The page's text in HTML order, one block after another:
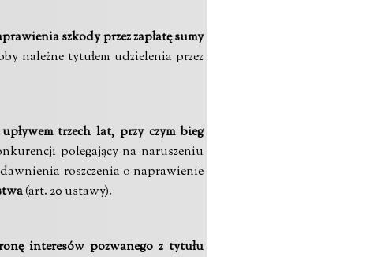
szkody przez zapłatę sumy
należne tytułem udzielenia przez
trzech lat, przy czym bieg
polegający na naruszeniu
roszczenia o naprawienie
(art. 20 ustawy).
interesów pozwanego z tytułu